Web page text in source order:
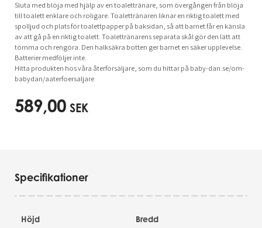
Sluta med blöja med hjälp av en toalettränare, som övergången från blöja
till toalett enklare och roligare. Toalettränaren liknar en riktig toalett med
spolljud och plats för toalettpapper på baksidan, så att barnet får en känsla
av att gå på en riktig toalett. Toalettränarens separata skål gör den lätt att
tömma och rengöra. Den halksäkra botten ger barnet en säker upplevelse.
Batterier medföljer inte.
Hitta produkten hos våra återförsäljare, som du hittar på baby-dan.se/om-
babydan/aaterfoersaljare
589,00 SEK
Specifikationer
Höjd Bredd